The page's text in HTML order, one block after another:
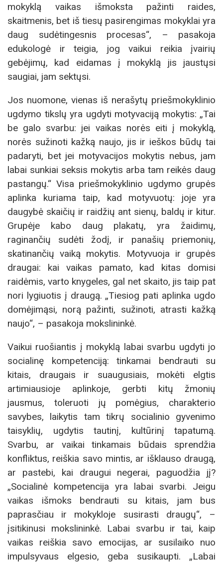
mokyklą vaikas išmoksta pažinti raides,
skaitmenis, bet iš tiesų pasirengimas mokyklai yra
daug sudėtingesnis procesas“, – pasakoja
edukologė ir teigia, jog vaikui reikia įvairių
gebėjimų, kad eidamas į mokyklą jis jaustųsi
saugiai, jam sektųsi.
Jos nuomone, vienas iš nerašytų priešmokyklinio
ugdymo tikslų yra ugdyti motyvaciją mokytis: „Tai
be galo svarbu: jei vaikas norės eiti į mokyklą,
norės sužinoti kažką naujo, jis ir ieškos būdų tai
padaryti, bet jei motyvacijos mokytis nebus, jam
labai sunkiai seksis mokytis arba tam reikės daug
pastangų.“ Visa priešmokyklinio ugdymo grupės
aplinka kuriama taip, kad motyvuotų: joje yra
daugybė skaičių ir raidžių ant sienų, baldų ir kitur.
Grupėje kabo daug plakatų, yra žaidimų,
raginančių sudėti žodį, ir panašių priemonių,
skatinančių vaiką mokytis. Motyvuoja ir grupės
draugai: kai vaikas pamato, kad kitas domisi
raidėmis, varto knygeles, gal net skaito, jis taip pat
nori lygiuotis į draugą. „Tiesiog pati aplinka ugdo
domėjimąsi, norą pažinti, sužinoti, atrasti kažką
naujo“, – pasakoja mokslininkė.
Vaikui ruošiantis į mokyklą labai svarbu ugdyti jo
socialinę kompetenciją: tinkamai bendrauti su
kitais, draugais ir suaugusiais, mokėti elgtis
artimiausioje aplinkoje, gerbti kitų žmonių
jausmus, toleruoti jų pomėgius, charakterio
savybes, laikytis tam tikrų socialinio gyvenimo
taisyklių, ugdytis tautinį, kultūrinį tapatumą.
Svarbu, ar vaikai tinkamais būdais sprendžia
konfliktus, reiškia savo mintis, ar išklauso draugą,
ar pastebi, kai draugui negerai, paguodžia jį?
„Socialinė kompetencija yra labai svarbi. Jeigu
vaikas išmoks bendrauti su kitais, jam bus
paprasčiau ir mokykloje susirasti draugų“, –
įsitikinusi mokslininkė. Labai svarbu ir tai, kaip
vaikas reiškia savo emocijas, ar susilaiko nuo
impulsyvaus elgesio, geba susikaupti. „Labai